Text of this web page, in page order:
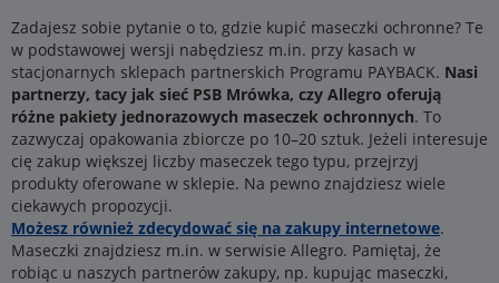
Zadajesz sobie pytanie o to, gdzie kupić maseczki ochronne? Te
w podstawowej wersji nabędziesz m.in. przy kasach w
stacjonarnych sklepach partnerskich Programu PAYBACK. Nasi
partnerzy, tacy jak sieć PSB Mrówka, czy Allegro oferują
różne pakiety jednorazowych maseczek ochronnych. To
zazwyczaj opakowania zbiorcze po 10–20 sztuk. Jeżeli interesuje
cię zakup większej liczby maseczek tego typu, przejrzyj
produkty oferowane w sklepie. Na pewno znajdziesz wiele
ciekawych propozycji.
Możesz również zdecydować się na zakupy internetowe.
Maseczki znajdziesz m.in. w serwisie Allegro. Pamiętaj, że
robiąc u naszych partnerów zakupy, np. kupując maseczki,